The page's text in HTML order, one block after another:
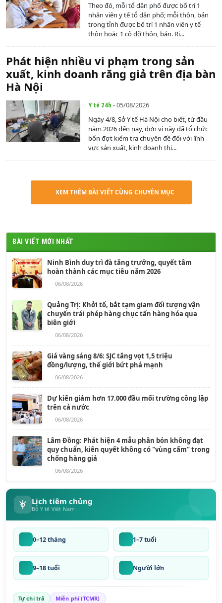
Theo đó, mỗi tổ dân phố được bố trí 1
nhân viên y tế tổ dân phố; mỗi thôn, bản
trong tỉnh được bố trí 1 nhân viên y tế
thôn hoặc 1 cô đỡ thôn, bản. Ri...
Phát hiện nhiều vi phạm trong sản
xuất, kinh doanh răng giả trên địa bàn
Hà Nội
Y tế 24h - 05/08/2026
Ngày 4/8, Sở Y tế Hà Nội cho biết, từ đầu
năm 2026 đến nay, đơn vị này đã tổ chức
bốn đợt kiểm tra chuyên đề đối với lĩnh
vực sản xuất, kinh doanh thi...
XEM THÊM BÀI VIẾT CÙNG CHUYÊN MỤC
BÀI VIẾT MỚI NHẤT
Ninh Bình duy trì đà tăng trưởng, quyết tâm
hoàn thành các mục tiêu năm 2026
06/08/2026
Quảng Trị: Khởi tố, bắt tạm giam đối tượng vận
chuyển trái phép hàng chục tấn hàng hóa qua
biên giới
06/08/2026
Giá vàng sáng 8/6: SJC tăng vọt 1,5 triệu
đồng/lượng, thế giới bứt phá mạnh
06/08/2026
Dự kiến giảm hơn 17.000 đầu mối trường công lập
trên cả nước
06/08/2026
Lâm Đồng: Phát hiện 4 mẫu phân bón không đạt
quy chuẩn, kiên quyết không có "vùng cấm" trong
chống hàng giả
06/08/2026
Lịch tiêm chủng
Bộ Y tế Việt Nam
0–12 tháng 1–7 tuổi
9–18 tuổi Người lớn
Tự chi trả Miễn phí (TCMR)